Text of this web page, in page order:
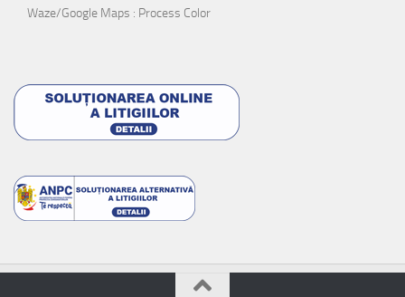
Waze/Google Maps : Process Color